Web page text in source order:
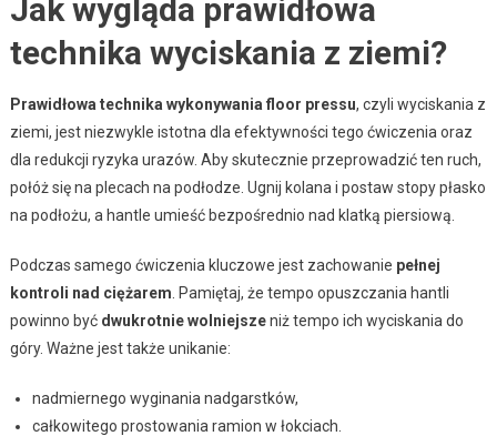
Jak wygląda prawidłowa
technika wyciskania z ziemi?
Prawidłowa technika wykonywania floor pressu, czyli wyciskania z
ziemi, jest niezwykle istotna dla efektywności tego ćwiczenia oraz
dla redukcji ryzyka urazów. Aby skutecznie przeprowadzić ten ruch,
połóż się na plecach na podłodze. Ugnij kolana i postaw stopy płasko
na podłożu, a hantle umieść bezpośrednio nad klatką piersiową.
Podczas samego ćwiczenia kluczowe jest zachowanie pełnej
kontroli nad ciężarem . Pamiętaj, że tempo opuszczania hantli
powinno być dwukrotnie wolniejszeniż tempo ich wyciskania do
góry. Ważne jest także unikanie:
nadmiernego wyginania nadgarstków,
całkowitego prostowania ramion w łokciach.